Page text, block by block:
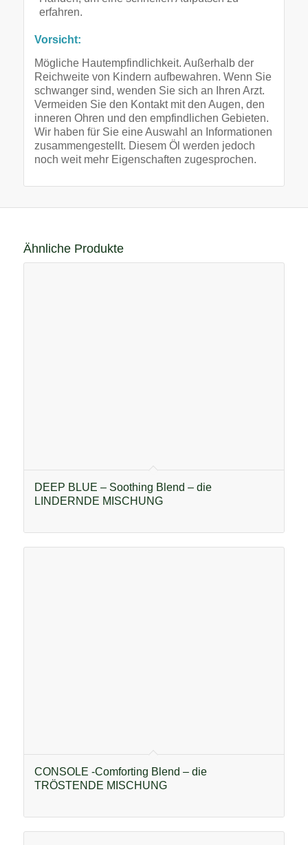
erfahren.
Vorsicht:
Mögliche Hautempfindlichkeit. Außerhalb der
Reichweite von Kindern aufbewahren. Wenn Sie
schwanger sind, wenden Sie sich an Ihren Arzt.
Vermeiden Sie den Kontakt mit den Augen, den
inneren Ohren und den empfindlichen Gebieten.
Wir haben für Sie eine Auswahl an Informationen
zusammengestellt. Diesem Öl werden jedoch
noch weit mehr Eigenschaften zugesprochen.
Ähnliche Produkte
DEEP BLUE – Soothing Blend – die
LINDERNDE MISCHUNG
CONSOLE -Comforting Blend – die
TRÖSTENDE MISCHUNG